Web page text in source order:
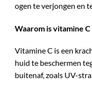
ogen te verjongen en
Waarom is vitamine
Vitamine C is een
huid te beschermen
buitenaf, zoals UV-